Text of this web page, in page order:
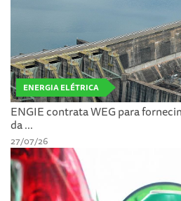
ENERGIA ELÉTRICA
ENGIE contrata WEG para
da ...
27/07/26